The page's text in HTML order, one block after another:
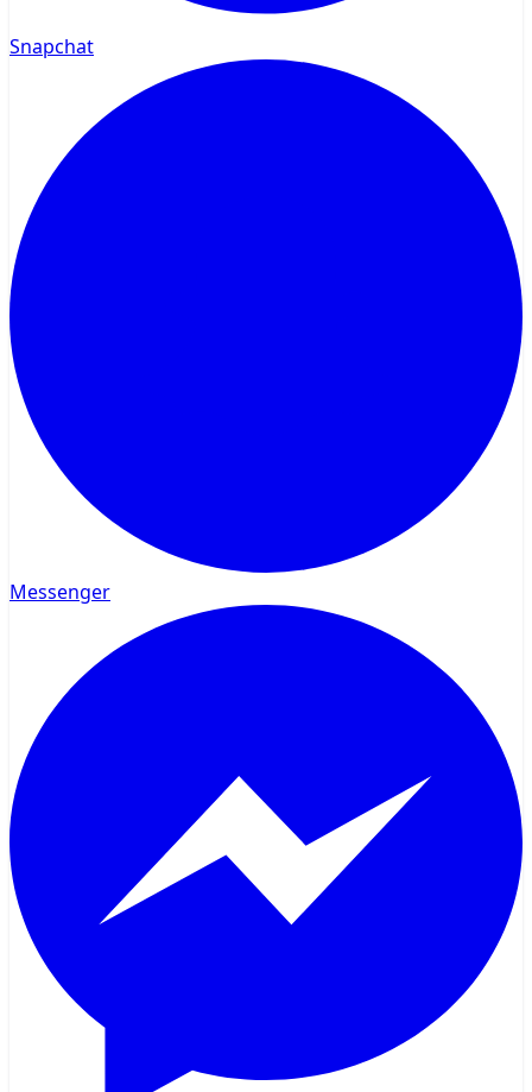
Snapchat
Messenger